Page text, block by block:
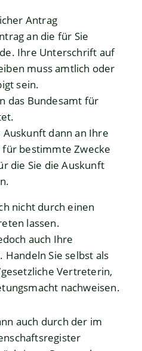
Antrag
an die für Sie
Ihre Unterschrift auf
muss amtlich oder
sein.
das Bundesamt für
dann an Ihre
für bestimmte Zwecke
die Sie die Auskunft
nicht durch einen
lassen.
auch Ihre
Sie selbst als
Vertreterin,
nachweisen.
auch durch der im